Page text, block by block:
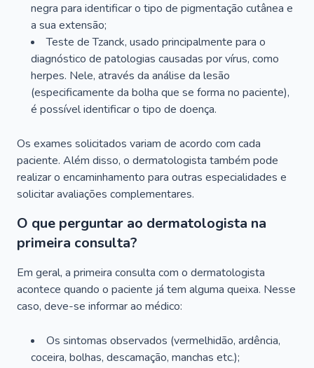
negra para identificar o tipo de pigmentação cutânea e
a sua extensão;
Teste de Tzanck, usado principalmente para o
diagnóstico de patologias causadas por vírus, como
herpes. Nele, através da análise da lesão
(especificamente da bolha que se forma no paciente),
é possível identificar o tipo de doença.
Os exames solicitados variam de acordo com cada
paciente. Além disso, o dermatologista também pode
realizar o encaminhamento para outras especialidades e
solicitar avaliações complementares.
O que perguntar ao dermatologista na
primeira consulta?
Em geral, a primeira consulta com o dermatologista
acontece quando o paciente já tem alguma queixa. Nesse
caso, deve-se informar ao médico:
Os sintomas observados (vermelhidão, ardência,
coceira, bolhas, descamação, manchas etc.);